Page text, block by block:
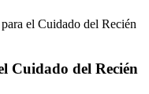
el Cuidado del Recién
Cuidado del Recién